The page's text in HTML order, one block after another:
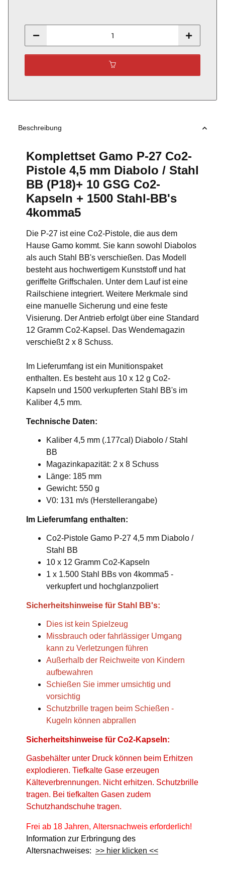
Beschreibung
Komplettset Gamo P-27 Co2-
Pistole 4,5 mm Diabolo / Stahl
BB (P18)+ 10 GSG Co2-
Kapseln + 1500 Stahl-BB's
4komma5
Die P-27 ist eine Co2-Pistole, die aus dem
Hause Gamo kommt. Sie kann sowohl Diabolos
als auch Stahl BB's verschießen. Das Modell
besteht aus hochwertigem Kunststoff und hat
geriffelte Griffschalen. Unter dem Lauf ist eine
Railschiene integriert. Weitere Merkmale sind
eine manuelle Sicherung und eine feste
Visierung. Der Antrieb erfolgt über eine Standard
12 Gramm Co2-Kapsel. Das Wendemagazin
verschießt 2 x 8 Schuss.
Im Lieferumfang ist ein Munitionspaket
enthalten. Es besteht aus 10 x 12 g Co2-
Kapseln und 1500 verkupferten Stahl BB's im
Kaliber 4,5 mm.
Technische Daten:
Kaliber 4,5 mm (.177cal) Diabolo / Stahl
BB
Magazinkapazität: 2 x 8 Schuss
Länge: 185 mm
Gewicht: 550 g
V0: 131 m/s (Herstellerangabe)
Im Lieferumfang enthalten:
Co2-Pistole Gamo P-27 4,5 mm Diabolo /
Stahl BB
10 x 12 Gramm Co2-Kapseln
1 x 1.500 Stahl BBs von 4komma5 -
verkupfert und hochglanzpoliert
Sicherheitshinweise für Stahl BB's:
Dies ist kein Spielzeug
Missbrauch oder fahrlässiger Umgang
kann zu Verletzungen führen
Außerhalb der Reichweite von Kindern
aufbewahren
Schießen Sie immer umsichtig und
vorsichtig
Schutzbrille tragen beim Schießen -
Kugeln können abprallen
Sicherheitshinweise für Co2-Kapseln:
Gasbehälter unter Druck können beim Erhitzen
explodieren. Tiefkalte Gase erzeugen
Kälteverbrennungen. Nicht erhitzen. Schutzbrille
tragen. Bei tiefkalten Gasen zudem
Schutzhandschuhe tragen.
Frei ab 18 Jahren, Altersnachweis erforderlich!
Information zur Erbringung des
Altersnachweises: >> hier klicken <<